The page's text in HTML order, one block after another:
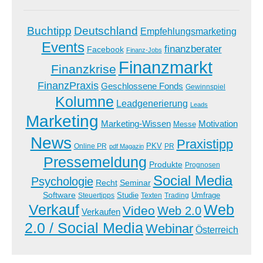
Buchtipp Deutschland Empfehlungsmarketing
Events Facebook Finanz-Jobs finanzberater
Finanzkrise Finanzmarkt
FinanzPraxis Geschlossene Fonds Gewinnspiel
Kolumne Leadgenerierung Leads
Marketing Marketing-Wissen Messe Motivation
News Online PR pdf Magazin PKV PR Praxistipp
Pressemeldung Produkte Prognosen
Psychologie Recht Seminar Social Media
Software Steuertipps Studie Texten Trading Umfrage
Verkauf Verkaufen Video Web 2.0Web
2.0 / Social MediaWebinar Österreich